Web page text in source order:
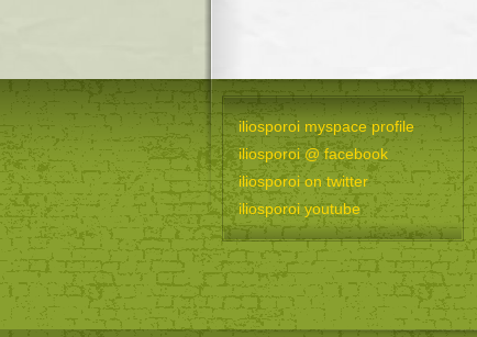
iliosporoi myspace profile
iliosporoi @ facebook
iliosporoi on twitter
iliosporoi youtube